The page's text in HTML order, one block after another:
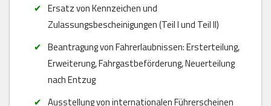
Ersatz von Kennzeichen und
Zulassungsbescheinigungen (Teil I und Teil II)
Beantragung von Fahrerlaubnissen: Ersterteilung,
Erweiterung, Fahrgastbeförderung, Neuerteilung
nach Entzug
Ausstellung von internationalen Führerscheinen